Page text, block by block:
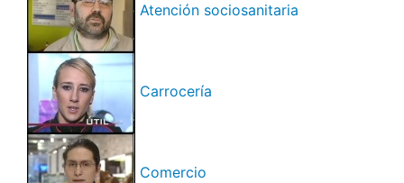
Atención sociosanitaria
Carrocería
Comercio